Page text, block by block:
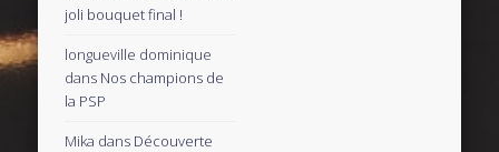
joli bouquet final !
longueville dominique
dans Nos champions de
la PSP
Mika dans Découverte